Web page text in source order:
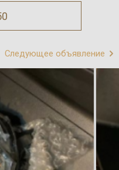
Следующее объявление